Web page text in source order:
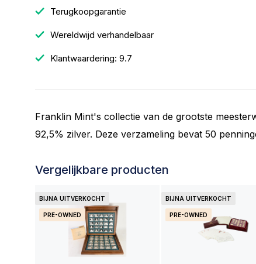
Terugkoopgarantie
Wereldwijd verhandelbaar
Klantwaardering: 9.7
Franklin Mint's collectie van de grootste
92,5% zilver. Deze verzameling bevat 50
Vergelijkbare producten
BIJNA UITVERKOCHT
PRE-OWNED
BIJNA UITVERKOCHT
PRE-OWNED